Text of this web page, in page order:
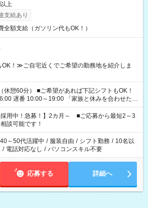
上
支給あり
全額支給（ガソリン代もOK！）
！≫ご自宅近くでご希望の勤務地を紹介しま
があれば下記シフトもOK！
～19:00 「家族と休みを合わせた
持って夕飯の準備がしたい」 「できれば残業はし
ご希望を教えてくださいね。 ※Wワーク希望
のお仕事で希望する勤務時間と、もう1つのお仕事
合計で週40時間を超える場合は応募できません。
採用中！急募！】2カ月～ ■ご応募から最短2～3
談可能です！
40～50代活躍中 / 服装自由 / シフト勤務 / 10名以
/ 電話対応なし / パソコンスキル不要
応募する 詳細へ